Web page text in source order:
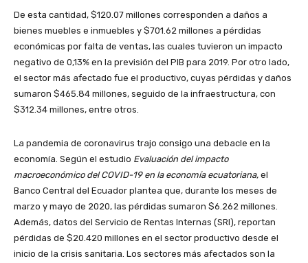
De esta cantidad, $120.07 millones corresponden a daños a
bienes muebles e inmuebles y $701.62 millones a pérdidas
económicas por falta de ventas, las cuales tuvieron un impacto
negativo de 0,13% en la previsión del PIB para 2019. Por otro lado,
el sector más afectado fue el productivo, cuyas pérdidas y daños
sumaron $465.84 millones, seguido de la infraestructura, con
$312.34 millones, entre otros.
La pandemia de coronavirus trajo consigo una debacle en la
economía. Según el estudio Evaluación del impacto
macroeconómico del COVID-19 en la economía ecuatoriana, el
Banco Central del Ecuador plantea que, durante los meses de
marzo y mayo de 2020, las pérdidas sumaron $6.262 millones.
Además, datos del Servicio de Rentas Internas (SRI), reportan
pérdidas de $20.420 millones en el sector productivo desde el
inicio de la crisis sanitaria. Los sectores más afectados son la